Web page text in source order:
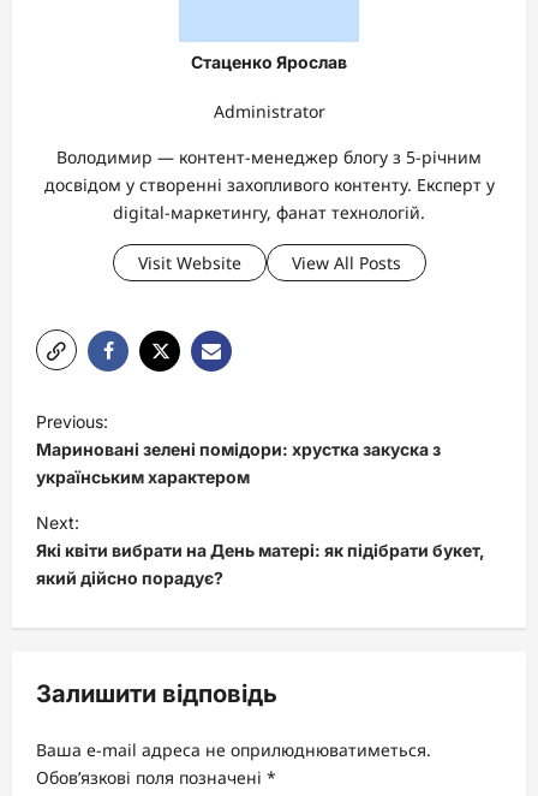
Стаценко Ярослав
Administrator
Володимир — контент-менеджер блогу з 5-річним
досвідом у створенні захопливого контенту. Експерт у
digital-маркетингу, фанат технологій.
Visit Website View All Posts
o
s
t
n
a
v
g
a
t
Previous:
Мариновані зелені помідори: хрустка закуска з
українським характером
Next:
Які квіти вибрати на День матері: як підібрати букет,
який дійсно порадує?
Залишити відповідь
Ваша e-mail адреса не оприлюднюватиметься.
Обов’язкові поля позначені *